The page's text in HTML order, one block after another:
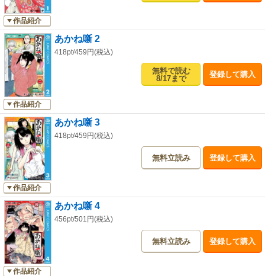
作品紹介
作品紹介
あかね噺 2
418pt/459円(税込)
無料で読む
8/17まで
登録して購入
作品紹介
あかね噺 3
418pt/459円(税込)
無料立読み 登録して購入
作品紹介
あかね噺 4
456pt/501円(税込)
無料立読み 登録して購入